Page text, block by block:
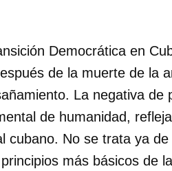
Democrática en
de la muerte de la
La negativa de
de humanidad,
cubano. No se trata ya
más básicos de